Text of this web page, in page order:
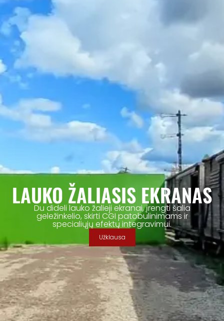
LAUKO ŽALIASIS EKRANAS
Du dideli lauko žalieji ekranai, įrengti šalia
geležinkelio, skirti CGI patobulinimams ir
specialiųjų efektų integravimui.
Užklausa